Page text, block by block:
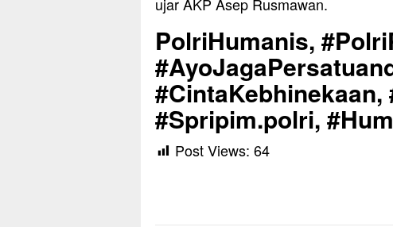
PolriHumanis,
#Spripim.polri,
Post Views: 64